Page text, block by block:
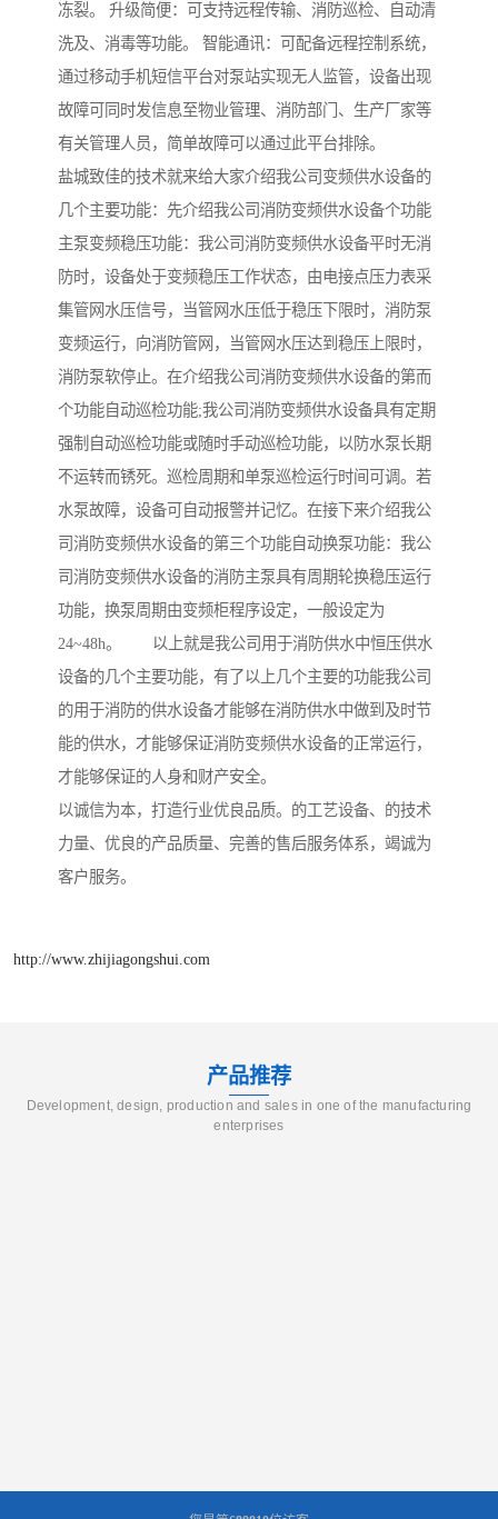
冻裂。 升级简便：可支持远程传输、消防巡检、自动清
洗及、消毒等功能。 智能通讯：可配备远程控制系统，
通过移动手机短信平台对泵站实现无人监管，设备出现
故障可同时发信息至物业管理、消防部门、生产厂家等
有关管理人员，简单故障可以通过此平台排除。
盐城致佳的技术就来给大家介绍我公司变频供水设备的
几个主要功能：先介绍我公司消防变频供水设备个功能
主泵变频稳压功能：我公司消防变频供水设备平时无消
防时，设备处于变频稳压工作状态，由电接点压力表采
集管网水压信号，当管网水压低于稳压下限时，消防泵
变频运行，向消防管网，当管网水压达到稳压上限时，
消防泵软停止。在介绍我公司消防变频供水设备的第而
个功能自动巡检功能;我公司消防变频供水设备具有定期
强制自动巡检功能或随时手动巡检功能，以防水泵长期
不运转而锈死。巡检周期和单泵巡检运行时间可调。若
水泵故障，设备可自动报警并记忆。在接下来介绍我公
司消防变频供水设备的第三个功能自动换泵功能：我公
司消防变频供水设备的消防主泵具有周期轮换稳压运行
功能，换泵周期由变频柜程序设定，一般设定为
24~48h。 以上就是我公司用于消防供水中恒压供水
设备的几个主要功能，有了以上几个主要的功能我公司
的用于消防的供水设备才能够在消防供水中做到及时节
能的供水，才能够保证消防变频供水设备的正常运行，
才能够保证的人身和财产安全。
以诚信为本，打造行业优良品质。的工艺设备、的技术
力量、优良的产品质量、完善的售后服务体系，竭诚为
客户服务。
http://www.zhijiagongshui.com
产品推荐
Development, design, production and sales in one of the manufacturing
enterprises